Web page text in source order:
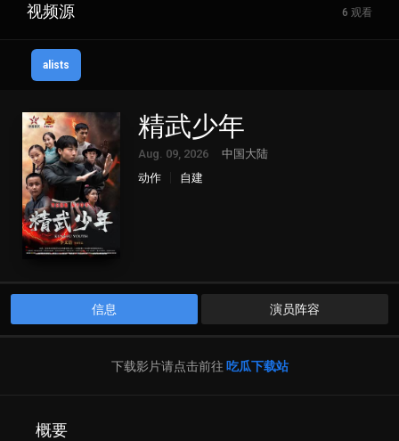
视频源 6 观看
alists
精武少年
Aug. 09, 2026
中国大陆
动作
自建
信息 演员阵容
下载影片请点击前往 吃瓜下载站
概要